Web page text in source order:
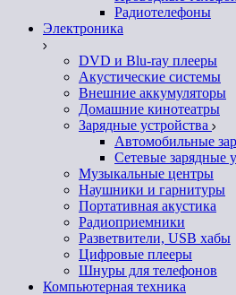
Радиотелефоны
Электроника
DVD и Blu-ray плееры
Акустические системы
Внешние аккумуляторы
Домашние кинотеатры
Зарядные устройства
Автомобильные
Сетевые зарядные
Музыкальные центры
Наушники и гарнитуры
Портативная акустика
Радиоприемники
Разветвители, USB хабы
Цифровые плееры
Шнуры для телефонов
Компьютерная техника